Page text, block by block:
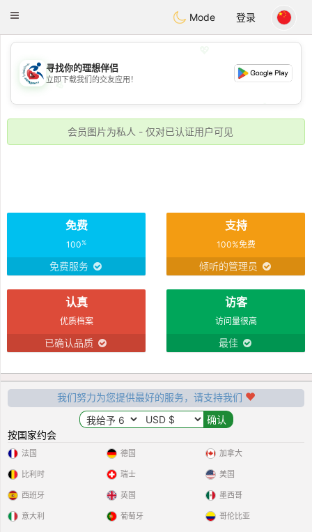
Handi Space
Toggle
Mode 登录
💖
💕
💕
寻找你的理想伴侣
立即下载我们的交友应用！
会员图片为私人 - 仅对已认证用户可见
免费
100%
免费服务
支持
100%免费
倾听的管理员
认真
优质档案
已确认品质
访客
访问量很高
最佳
我们努力为您提供最好的服务，请支持我们
按国家约会
法国
比利时
西班牙
意大利
德国
瑞士
英国
葡萄牙
加拿大
美国
墨西哥
哥伦比亚